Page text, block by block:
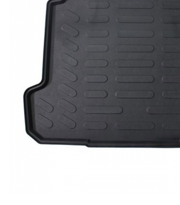
Seturi Butoane
Butoane Blocare/Deblocare
Buton Frana
Buton Clapeta Rezervor
Buton Portbagaj
Alte Butoane/Comutatoare
Butoane Semnalizare
Schimbatoare Viteze